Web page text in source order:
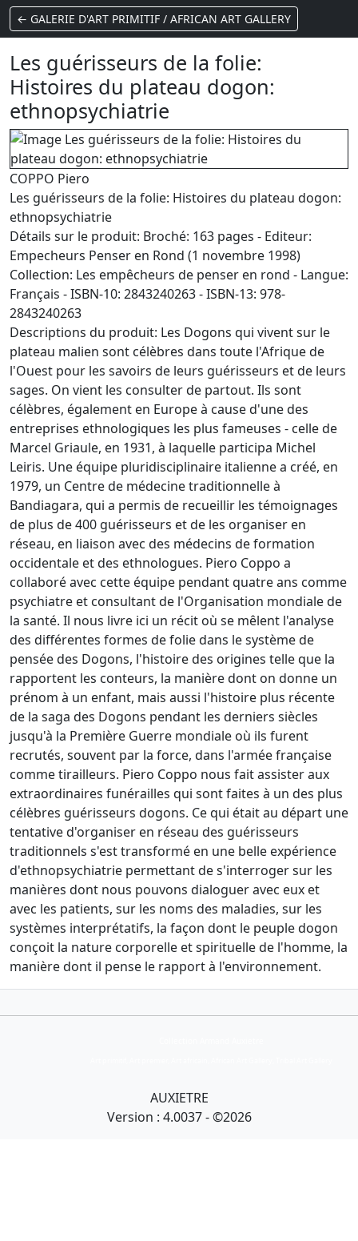
← GALERIE D'ART PRIMITIF / AFRICAN ART GALLERY
Les guérisseurs de la folie:
Histoires du plateau dogon:
ethnopsychiatrie
COPPO Piero
Les guérisseurs de la folie: Histoires du plateau dogon:
ethnopsychiatrie
Détails sur le produit: Broché: 163 pages - Editeur:
Empecheurs Penser en Rond (1 novembre 1998)
Collection: Les empêcheurs de penser en rond - Langue:
Français - ISBN-10: 2843240263 - ISBN-13: 978-
2843240263
Descriptions du produit: Les Dogons qui vivent sur le
plateau malien sont célèbres dans toute l'Afrique de
l'Ouest pour les savoirs de leurs guérisseurs et de leurs
sages. On vient les consulter de partout. Ils sont
célèbres, également en Europe à cause d'une des
entreprises ethnologiques les plus fameuses - celle de
Marcel Griaule, en 1931, à laquelle participa Michel
Leiris. Une équipe pluridisciplinaire italienne a créé, en
1979, un Centre de médecine traditionnelle à
Bandiagara, qui a permis de recueillir les témoignages
de plus de 400 guérisseurs et de les organiser en
réseau, en liaison avec des médecins de formation
occidentale et des ethnologues. Piero Coppo a
collaboré avec cette équipe pendant quatre ans comme
psychiatre et consultant de l'Organisation mondiale de
la santé. Il nous livre ici un récit où se mêlent l'analyse
des différentes formes de folie dans le système de
pensée des Dogons, l'histoire des origines telle que la
rapportent les conteurs, la manière dont on donne un
prénom à un enfant, mais aussi l'histoire plus récente
de la saga des Dogons pendant les derniers siècles
jusqu'à la Première Guerre mondiale où ils furent
recrutés, souvent par la force, dans l'armée française
comme tirailleurs. Piero Coppo nous fait assister aux
extraordinaires funérailles qui sont faites à un des plus
célèbres guérisseurs dogons. Ce qui était au départ une
tentative d'organiser en réseau des guérisseurs
traditionnels s'est transformé en une belle expérience
d'ethnopsychiatrie permettant de s'interroger sur les
manières dont nous pouvons dialoguer avec eux et
avec les patients, sur les noms des maladies, sur les
systèmes interprétatifs, la façon dont le peuple dogon
conçoit la nature corporelle et spirituelle de l'homme, la
manière dont il pense le rapport à l'environnement.
AUXIETRE
Version : 4.0037 - ©2026